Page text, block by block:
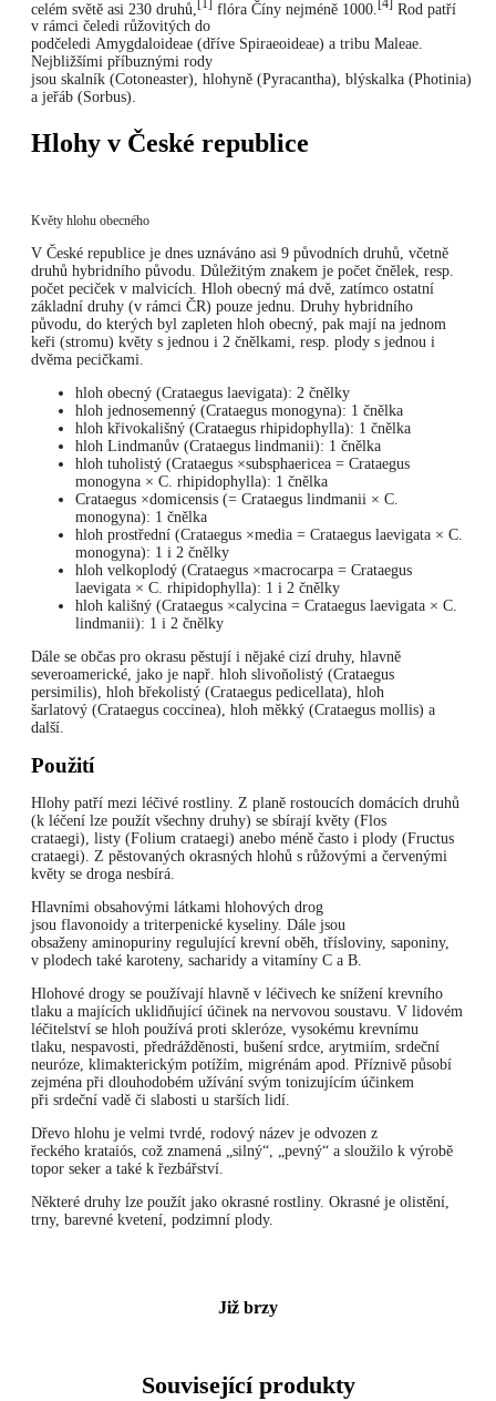
celém světě asi 230 druhů, [1] flóra Číny nejméně 1000. [4]
Rod patří
v rámci čeledi růžovitých do
podčeledi Amygdaloideae (dříve Spiraeoideae) a tribu Maleae.
Nejbližšími příbuznými rody
jsou skalník (Cotoneaster), hlohyně (Pyracantha), blýskalka (Photinia)
a jeřáb (Sorbus).
Hlohy v České republice
Květy hlohu obecného
V České republice je dnes uznáváno asi 9 původních druhů, včetně
druhů hybridního původu. Důležitým znakem je počet čnělek, resp.
počet peciček v malvicích. Hloh obecný má dvě, zatímco ostatní
základní druhy (v rámci ČR) pouze jednu. Druhy hybridního
původu, do kterých byl zapleten hloh obecný, pak mají na jednom
keři (stromu) květy s jednou i 2 čnělkami, resp. plody s jednou i
dvěma pecičkami.
hloh obecný (Crataegus laevigata): 2 čnělky
hloh jednosemenný (Crataegus monogyna): 1 čnělka
hloh křivokališný (Crataegus rhipidophylla): 1 čnělka
hloh Lindmanův (Crataegus lindmanii): 1 čnělka
hloh tuholistý (Crataegus ×subsphaericea = Crataegus
monogyna × C. rhipidophylla): 1 čnělka
Crataegus ×domicensis (= Crataegus lindmanii × C.
monogyna): 1 čnělka
hloh prostřední (Crataegus ×media = Crataegus laevigata × C.
monogyna): 1 i 2 čnělky
hloh velkoplodý (Crataegus ×macrocarpa = Crataegus
laevigata × C. rhipidophylla): 1 i 2 čnělky
hloh kališný (Crataegus ×calycina = Crataegus laevigata × C.
lindmanii): 1 i 2 čnělky
Dále se občas pro okrasu pěstují i nějaké cizí druhy, hlavně
severoamerické, jako je např. hloh slivoňolistý (Crataegus
persimilis), hloh břekolistý (Crataegus pedicellata), hloh
šarlatový (Crataegus coccinea), hloh měkký (Crataegus mollis) a
další.
Použití
Hlohy patří mezi léčivé rostliny. Z planě rostoucích domácích druhů
(k léčení lze použít všechny druhy) se sbírají květy (Flos
crataegi), listy (Folium crataegi) anebo méně často i plody (Fructus
crataegi). Z pěstovaných okrasných hlohů s růžovými a červenými
květy se droga nesbírá.
Hlavními obsahovými látkami hlohových drog
jsou flavonoidy a triterpenické kyseliny. Dále jsou
obsaženy aminopuriny regulující krevní oběh, třísloviny, saponiny,
v plodech také karoteny, sacharidy a vitamíny C a B.
Hlohové drogy se používají hlavně v léčivech ke snížení krevního
tlaku a majících uklidňující účinek na nervovou soustavu. V lidovém
léčitelství se hloh používá proti skleróze, vysokému krevnímu
tlaku, nespavosti, předrážděnosti, bušení srdce, arytmiím, srdeční
neuróze, klimakterickým potížím, migrénám apod. Příznivě působí
zejména při dlouhodobém užívání svým tonizujícím účinkem
při srdeční vadě či slabosti u starších lidí.
Dřevo hlohu je velmi tvrdé, rodový název je odvozen z
řeckého krataiós, což znamená „silný“, „pevný“ a sloužilo k výrobě
topor seker a také k řezbářství.
Některé druhy lze použít jako okrasné rostliny. Okrasné je olistění,
trny, barevné kvetení, podzimní plody.
Již brzy
Související produkty